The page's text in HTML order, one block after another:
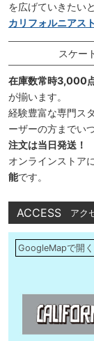
を広げていきたい
カリフォルニアス
スケー
在庫数常時3,000
が揃います。
経験豊富な専門ス
ーザーの方までい
注文は当日発送！
オンラインストア
能です。
ACCESS アク
GoogleMapで開く